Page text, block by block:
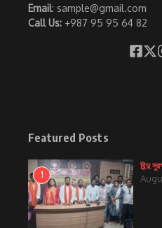
Email: sample@gmail.com
Call Us: +987 95 95 64 82
Featured Posts
1
হিন্দু